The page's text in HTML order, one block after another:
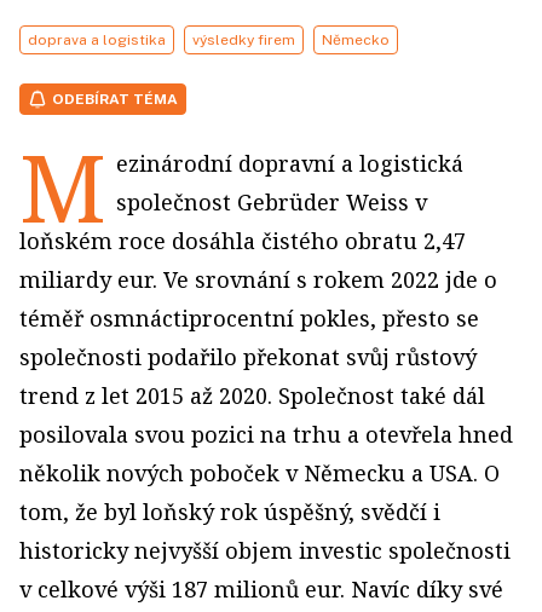
doprava a logistika výsledky firem Německo
ODEBÍRAT TÉMA
M ezinárodní dopravní a logistická
společnost Gebrüder Weiss v
loňském roce dosáhla čistého obratu 2,47
miliardy eur. Ve srovnání s rokem 2022 jde o
téměř osmnáctiprocentní pokles, přesto se
společnosti podařilo překonat svůj růstový
trend z let 2015 až 2020. Společnost také dál
posilovala svou pozici na trhu a otevřela hned
několik nových poboček v Německu a USA. O
tom, že byl loňský rok úspěšný, svědčí i
historicky nejvyšší objem investic společnosti
v celkové výši 187 milionů eur. Navíc díky své